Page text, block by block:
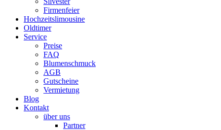
Firmenfeier
Hochzeitslimousine
Oldtimer
Service
Preise
FAQ
Blumenschmuck
AGB
Gutscheine
Vermietung
Blog
Kontakt
über uns
Partner